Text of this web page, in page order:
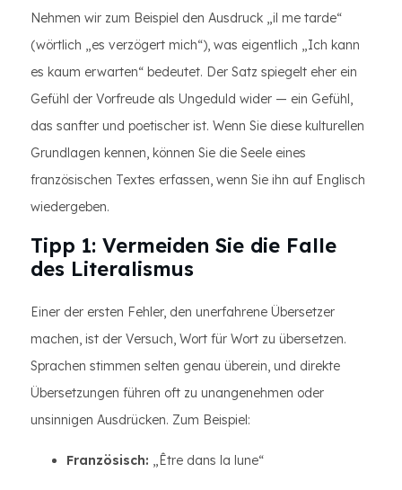
Nehmen wir zum Beispiel den Ausdruck „il me tarde“
(wörtlich „es verzögert mich“), was eigentlich „Ich kann
es kaum erwarten“ bedeutet. Der Satz spiegelt eher ein
Gefühl der Vorfreude als Ungeduld wider — ein Gefühl,
das sanfter und poetischer ist. Wenn Sie diese kulturellen
Grundlagen kennen, können Sie die Seele eines
französischen Textes erfassen, wenn Sie ihn auf Englisch
wiedergeben.
Tipp 1: Vermeiden Sie die Falle
des Literalismus
Einer der ersten Fehler, den unerfahrene Übersetzer
machen, ist der Versuch, Wort für Wort zu übersetzen.
Sprachen stimmen selten genau überein, und direkte
Übersetzungen führen oft zu unangenehmen oder
unsinnigen Ausdrücken. Zum Beispiel:
Französisch: „Être dans la lune“